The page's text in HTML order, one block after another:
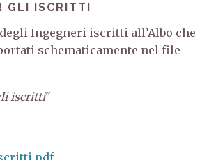
GLI ISCRITTI
Ingegneri iscritti all’Albo che
schematicamente nel file
iscritti"